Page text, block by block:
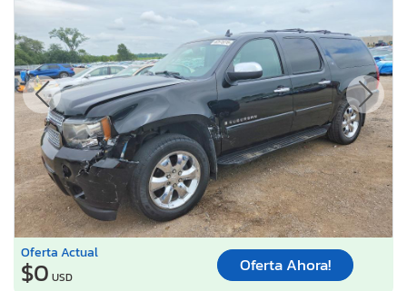
Oferta Actual
$0 USD
Oferta Ahora!